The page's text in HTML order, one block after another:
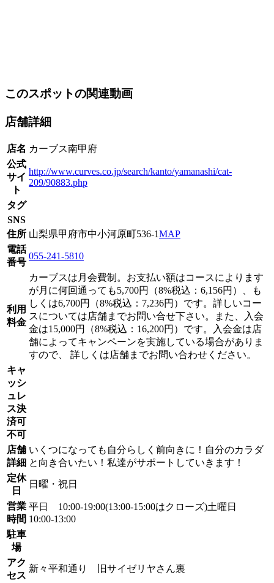
このスポットの関連動画
店舗詳細
店名 カーブス南甲府
公式
サイ
ト
http://www.curves.co.jp/search/kanto/yamanashi/cat-
209/90883.php
タグ
SNS
住所 山梨県甲府市中小河原町536-1MAP
電話
番号
055-241-5810
利用
料金
カーブスは月会費制。お支払い額はコースによります
が月に何回通っても5,700円（8%税込：6,156円）、も
しくは6,700円（8%税込：7,236円）です。詳しいコー
スについては店舗までお問い合せ下さい。また、入会
金は15,000円（8%税込：16,200円）です。入会金は店
舗によってキャンペーンを実施している場合がありま
すので、 詳しくは店舗までお問い合わせください。
キャ
ッシ
ュレ
ス決
済可
不可
店舗
詳細
いくつになっても自分らしく前向きに！自分のカラダ
と向き合いたい！私達がサポートしていきます！
定休
日
日曜・祝日
営業
時間
平日 10:00-19:00(13:00-15:00はクローズ)土曜日
10:00-13:00
駐車
場
アク
セス
新々平和通り 旧サイゼリヤさん裏